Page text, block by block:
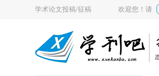
学术论文投稿/征稿 欢迎您！请